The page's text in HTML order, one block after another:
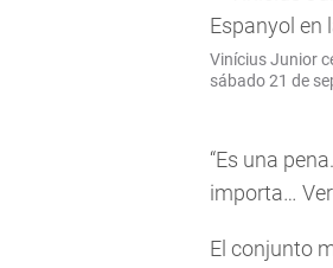
Vinícius Junior
sábado 21 de
“Es una
importa…
El conjunto